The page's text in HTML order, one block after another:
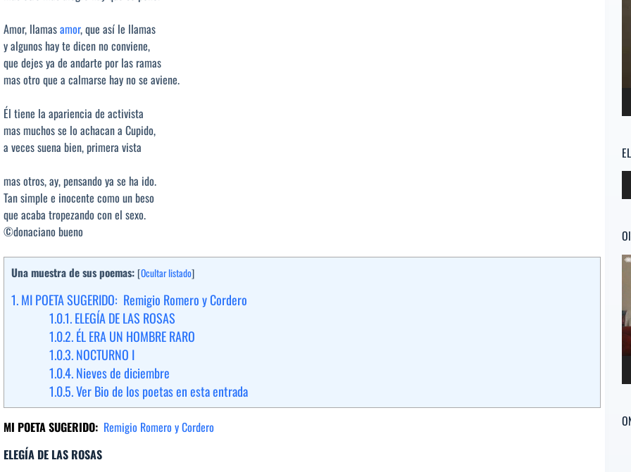
Amor, llamasamor, que así le llamas
y algunos hay te dicen no conviene,
que dejes ya de andarte por las ramas
mas otro que a calmarse hay no se aviene.
Él tiene la apariencia de activista
mas muchos se lo achacan a Cupido,
a veces suena bien, primera vista
mas otros, ay, pensando ya se ha ido.
Tan simple e inocente como un beso
que acaba tropezando con el sexo.
©donaciano bueno
Una muestra de sus poemas: [Ocultar listado]
1.MI POETA SUGERIDO: Remigio Romero y Cordero
1.0.1.ELEGÍA DE LAS ROSAS
1.0.2.ÉL ERA UN HOMBRE RARO
1.0.3.NOCTURNO I
1.0.4.Nieves de diciembre
1.0.5.Ver Bio de los poetas en esta entrada
MI POETA SUGERIDO: Remigio Romero y Cordero
ELEGÍA DE LAS ROSAS
de